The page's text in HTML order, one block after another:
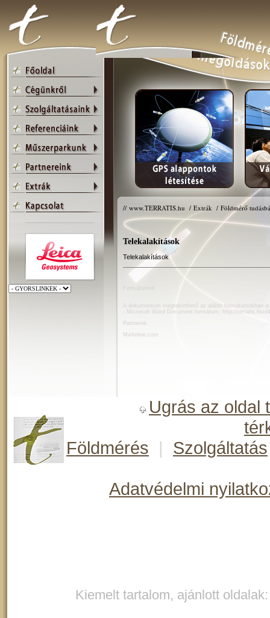
// www.TERRATIS.hu / Extrák / Földmérő
Telekalakítások
Telekalakítások
A dokumentum megtekinthető az alábbi formátumokban
- Microsoft Word Document formátum:
http://terratis.hu/
Partnerek
MaXeline.com
Ugrás az oldal
Földmérés
| Szolgáltatás
Adatvédelmi
Kiemelt tartalom, ajánlott